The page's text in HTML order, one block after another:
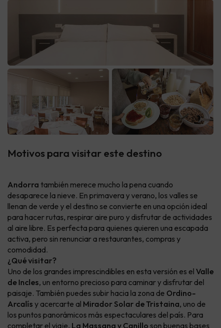
Motivos para visitar este destino
Andorra también merece mucho la pena cuando
desaparece la nieve. En primavera y verano, los valles se
llenan de verde y el destino se convierte en una opción ideal
para hacer rutas, respirar aire puro y disfrutar de actividades
al aire libre. Es perfecta para quienes quieren una escapada
activa, pero sin renunciar a restaurantes, compras y
comodidad.
¿Qué visitar?
Uno de los grandes imprescindibles en esta versión es el Valle
de Incles, un entorno precioso para caminar y disfrutar del
paisaje. También puedes subir hacia la zona de Ordino-
Arcalís y acercarte al Mirador Solar de Tristaina, uno de
los puntos panorámicos más espectaculares del país. Para
completar el viaje, La Massana y Canillo son buenas bases